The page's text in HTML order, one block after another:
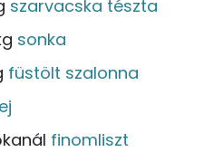
szarvacska tészta
sonka
füstölt szalonna
finomliszt